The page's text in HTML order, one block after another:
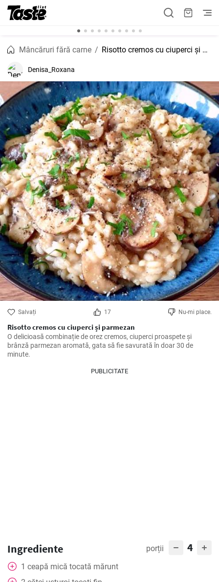
Mâncăruri fără carne Risotto cremos cu ciuperci și parmezan
Denisa_Roxana
Salvați 17 Nu-mi place.
Risotto cremos cu ciuperci și parmezan
O delicioasă combinație de orez cremos, ciuperci proaspete și
brânză parmezan aromată, gata să fie savurată în doar 30 de
minute.
PUBLICITATE
Ingrediente porții 4
1 ceapă mică tocată mărunt